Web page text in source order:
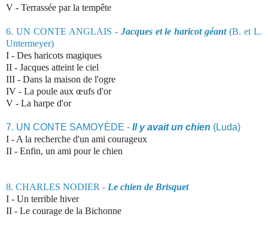
V - Terrassée par la tempête
6. UN CONTE ANGLAIS - Jacques et le haricot géant (B. et L.
Untermeyer)
I - Des haricots magiques
II - Jacques atteint le ciel
III - Dans la maison de l'ogre
IV - La poule aux œufs d'or
V - La harpe d'or
7. UN CONTE SAMOYÈDE - Il y avait un chien (Luda)
I - A la recherche d'un ami courageux
II - Enfin, un ami pour le chien
8. CHARLES NODIER - Le chien de Brisquet
I - Un terrible hiver
II - Le courage de la Bichonne